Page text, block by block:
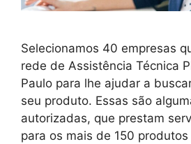
Selecionamos 40 empresas
rede de Assistência Técnica
Paulo para lhe ajudar a
seu produto. Essas são
autorizadas, que prestam
para os mais de 150